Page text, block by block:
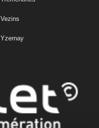
Vezins
Yzernay